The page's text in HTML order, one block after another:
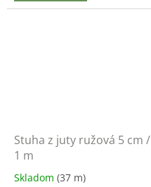
Stuha z juty ružová 5 cm /
1 m
Skladom (37 m)